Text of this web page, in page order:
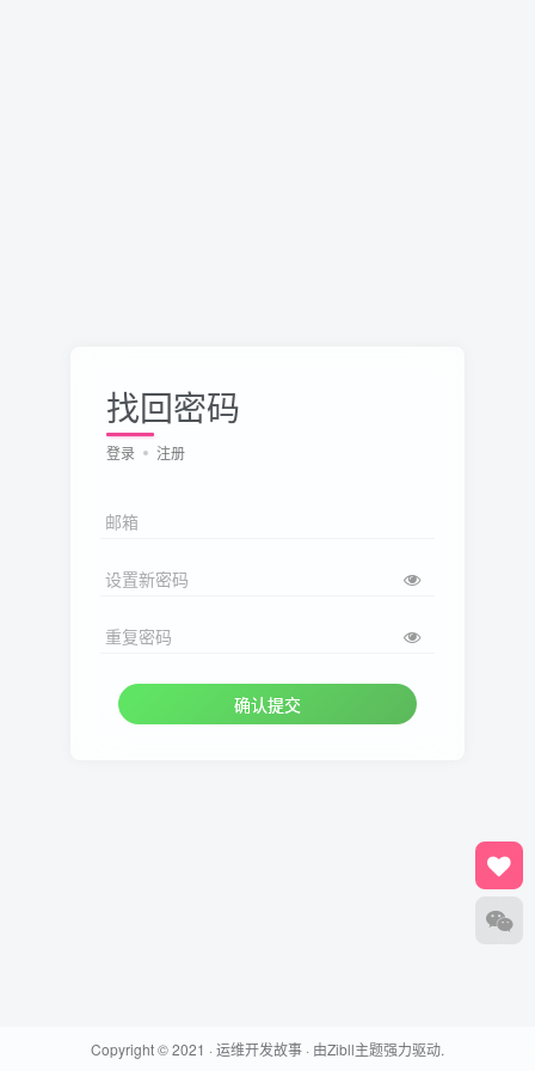
找回密码
登录 注册
邮箱
设置新密码
重复密码
确认提交
Copyright © 2021 · 运维开发故事 · 由Zibll主题强力驱动.